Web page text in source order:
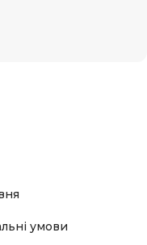
умови